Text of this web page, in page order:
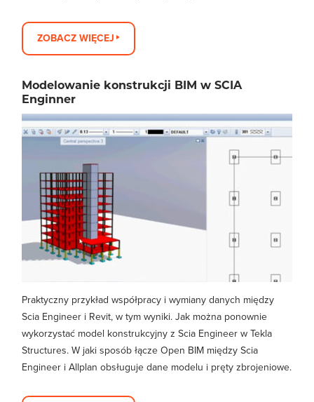
ZOBACZ WIĘCEJ
Modelowanie konstrukcji BIM w SCIA
Enginner
Praktyczny przykład współpracy i wymiany danych między
Scia Engineer i Revit, w tym wyniki. Jak można ponownie
wykorzystać model konstrukcyjny z Scia Engineer w Tekla
Structures. W jaki sposób łącze Open BIM między Scia
Engineer i Allplan obsługuje dane modelu i pręty zbrojeniowe.